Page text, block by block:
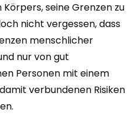
seine Grenzen zu
nicht vergessen, dass
menschlicher
nur von gut
Personen mit einem
verbundenen Risiken